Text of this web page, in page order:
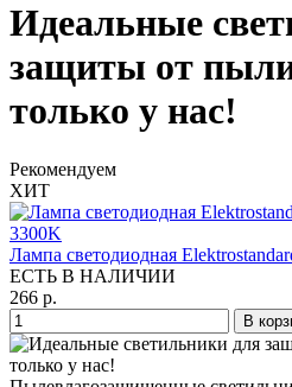
Идеальные
защиты от
только у нас!
Рекомендуем
ХИТ
Лампа светодиодная
ЕСТЬ В НАЛИЧИИ
266 р.
В